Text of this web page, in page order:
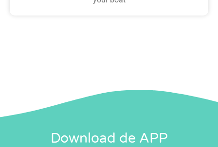
Download de APP